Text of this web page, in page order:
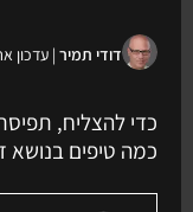
דודי תמיר | עדכון אחרון:
כדי להצליח,
כמה טיפים בנושא